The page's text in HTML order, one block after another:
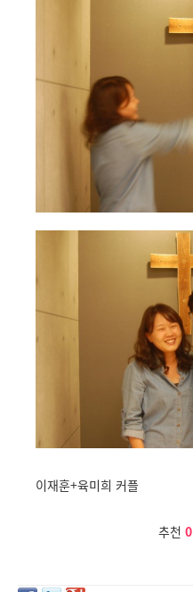
이재훈+육미희 커플
추천 0